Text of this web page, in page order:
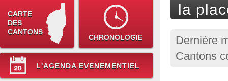
CARTE
DES
CANTONS
CHRONOLOGIE
L'AGENDA EVENEMENTIEL
la
Dernière
Cantons